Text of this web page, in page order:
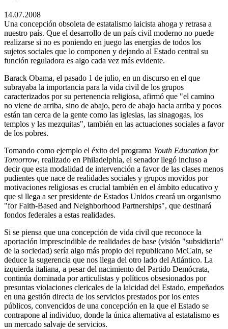
14.07.2008
Una concepción obsoleta de estatalismo laicista ahoga y retrasa a
nuestro país. Que el desarrollo de un país civil moderno no puede
realizarse si no es poniendo en juego las energías de todos los
sujetos sociales que lo componen y dejando al Estado central su
función reguladora es algo cada vez más evidente.
Barack Obama, el pasado 1 de julio, en un discurso en el que
subrayaba la importancia para la vida civil de los grupos
caracterizados por su pertenencia religiosa, afirmó que "el camino
no viene de arriba, sino de abajo, pero de abajo hacia arriba y pocos
están tan cerca de la gente como las iglesias, las sinagogas, los
templos y las mezquitas", también en las actuaciones sociales a favor
de los pobres.
Tomando como ejemplo el éxito del programa Youth Education for
Tomorrow, realizado en Philadelphia, el senador llegó incluso a
decir que esta modalidad de intervención a favor de las clases menos
pudientes que nace de realidades sociales y grupos movidos por
motivaciones religiosas es crucial también en el ámbito educativo y
que si llega a ser presidente de Estados Unidos creará un organismo
"for Faith-Based and Neighborhood Partnerships", que destinará
fondos federales a estas realidades.
Si se piensa que una concepción de vida civil que reconoce la
aportación imprescindible de realidades de base (visión "subsidiaria"
de la sociedad) sería algo más propio del republicano McCain, se
deduce la sugerencia que nos llega del otro lado del Atlántico. La
izquierda italiana, a pesar del nacimiento del Partido Demócrata,
continúa dominada por articulistas y políticos obsesionados por
presuntas violaciones clericales de la laicidad del Estado, empeñados
en una gestión directa de los servicios prestados por los entes
públicos, convencidos de una concepción en la que el Estado se
contrapone al individuo, donde la única alternativa al estatalismo es
un mercado salvaje de servicios.